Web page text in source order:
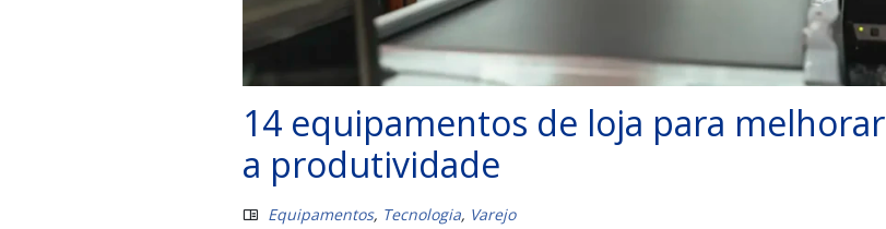
14 equipamentos de loja para melhorar
a produtividade
Equipamentos, Tecnologia, Varejo